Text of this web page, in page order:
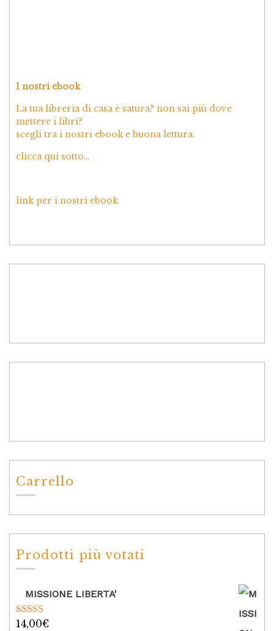
I nostri ebook
La tua libreria di casa è satura? non sai più dove
mettere i libri?
scegli tra i nostri ebook e buona lettura.
clicca qui sotto…
link per i nostri ebook
Carrello
Prodotti più votati
MISSIONE LIBERTA'
Valutato
14,00€